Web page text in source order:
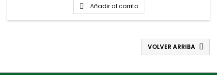
 Añadir al carrito
VOLVER ARRIBA 